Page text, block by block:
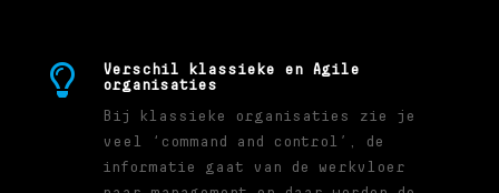

Verschil klassieke en Agile
organisaties
Bij klassieke organisaties zie je
veel ‘command and control’, de
informatie gaat van de werkvloer